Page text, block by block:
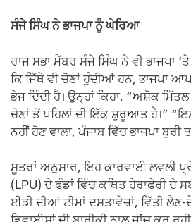
ਸੰਜੇ ਸਿੰਘ ਨੇ ਭਾਜਪਾ ਨੂੰ ਘੇਰਿਆ
ਰਾਜ ਸਭਾ ਮੈਂਬਰ ਸੰਜੇ ਸਿੰਘ ਨੇ ਵੀ ਭਾਜਪਾ
ਕਿ ਜਿੱਥੇ ਵੀ ਚੋਣਾਂ ਹੁੰਦੀਆਂ ਹਨ, ਭਾਜਪਾ
ਭੇਜ ਦਿੰਦੀ ਹੈ। ਉਨ੍ਹਾਂ ਕਿਹਾ, “ਅਸ਼ੋਕ
ਚੋਣਾਂ ਤੋਂ ਪਹਿਲਾਂ ਦੀ ਇੱਕ ਸ਼ੁਰੂਆਤ ਹੈ।”
ਨਹੀਂ ਹੋਣ ਵਾਲਾ, ਪੰਜਾਬ ਵਿੱਚ ਭਾਜਪਾ ਬੁਰੀ
ਸੂਤਰਾਂ ਅਨੁਸਾਰ, ਇਹ ਕਾਰਵਾਈ ਲਵਲੀ
(LPU) ਦੇ ਫੰਡਾਂ ਵਿੱਚ ਕਥਿਤ ਹੇਰਾਫੇਰੀ ਦੇ
ਈਡੀ ਦੀਆਂ ਟੀਮਾਂ ਦਸਤਾਵੇਜ਼ਾਂ, ਵਿੱਤੀ